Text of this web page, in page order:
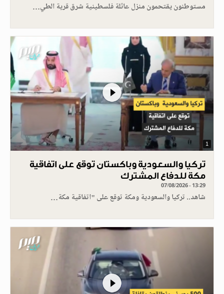
مستوطنون يقتحمون منزل عائلة فلسطينية شرق قرية الطي…
1
تركيا والسعودية وباكستان توقع على اتفاقية
مكة للدفاع المشترك
07/08/2026 - 13:29
شاهد.. تركيا والسعودية ومكة توقع على "اتفاقية مكة…